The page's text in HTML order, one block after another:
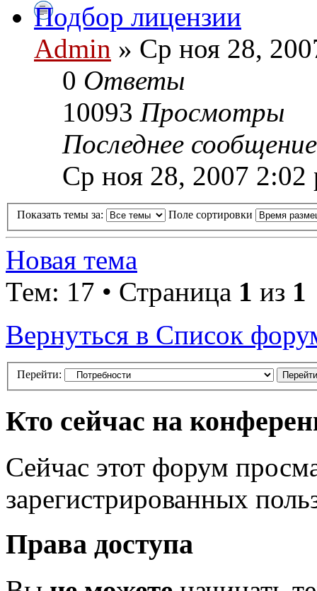
Подбор лицензии
Admin » Ср ноя 28,
0 Ответы
10093 Просмотры
Последнее
Ср ноя 28, 2007 2:02
Показать темы за: Поле сортировки
Новая тема
Тем: 17 • Страница 1 из 1
Вернуться в Список
Перейти:
Кто сейчас на
Сейчас этот форум
зарегистрированных
Права доступа